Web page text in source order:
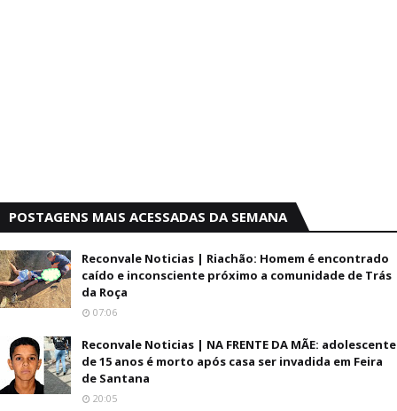
POSTAGENS MAIS ACESSADAS DA SEMANA
Reconvale Noticias | Riachão: Homem é encontrado
caído e inconsciente próximo a comunidade de Trás
da Roça
07:06
Reconvale Noticias | NA FRENTE DA MÃE: adolescente
de 15 anos é morto após casa ser invadida em Feira
de Santana
20:05